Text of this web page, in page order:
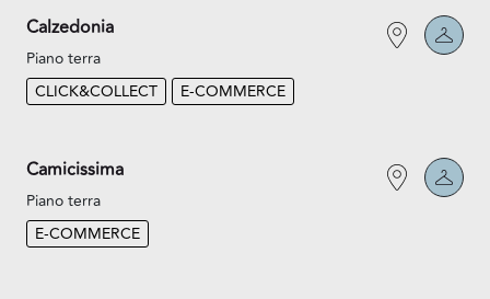
Calzedonia
Piano terra
CLICK&COLLECT
E-COMMERCE
Camicissima
Piano terra
E-COMMERCE